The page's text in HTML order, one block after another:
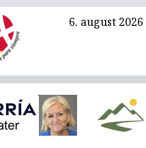
6. august 2026